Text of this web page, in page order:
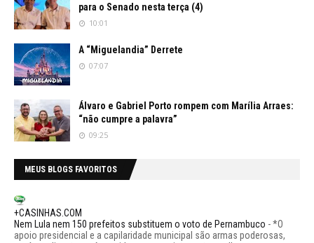
para o Senado nesta terça (4)
10:01
A “Miguelandia” Derrete
07:07
Álvaro e Gabriel Porto rompem com Marília Arraes:
“não cumpre a palavra”
09:25
MEUS BLOGS FAVORITOS
+CASINHAS.COM
Nem Lula nem 150 prefeitos substituem o voto de Pernambuco -*O
apoio presidencial e a capilaridade municipal são armas poderosas,